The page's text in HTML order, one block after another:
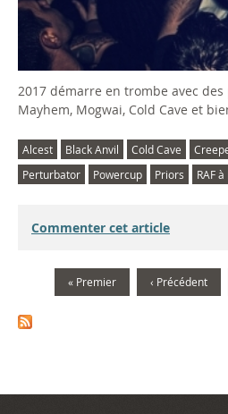
e
v
e
r
v
2017 démarre en trombe avec
Mayhem, Mogwai, Cold Cave et
Alcest Black Anvil Cold Cave
Perturbator
Powercup Priors RAF
Commenter cet article
« Premier ‹ Précédent